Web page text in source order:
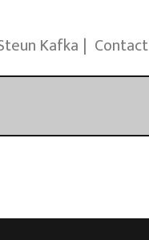
Kafka Contact